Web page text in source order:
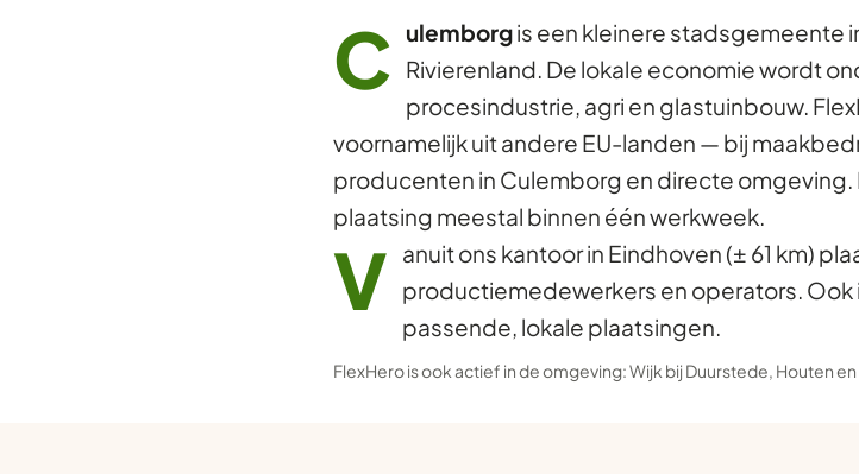
C ulemborgis een kleinere stadsgemeente
Rivierenland. De lokale economie wordt
procesindustrie, agri en glastuinbouw.
voornamelijk uit andere EU-landen — bij
producenten in Culemborg en directe
plaatsing meestal binnen één werkweek.
V anuit ons kantoor in Eindhoven (± 61 km)
productiemedewerkers en operators.
passende, lokale plaatsingen.
FlexHero is ook actief in de omgeving:Wijk bij Duurstede, Houtenen